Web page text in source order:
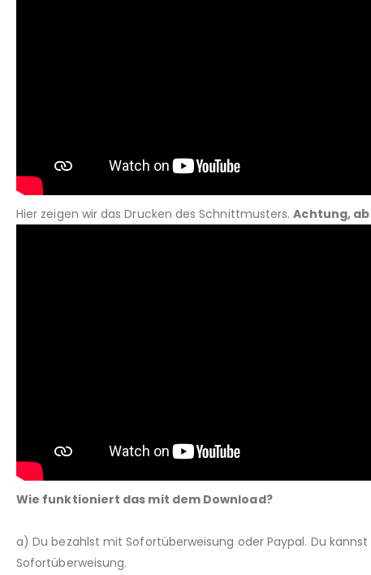
Hier zeigen wir das Drucken des Schnittmusters.Achtung, ab
Wie funktioniert das mit dem Download?
a) Du bezahlst mit Sofortüberweisung oder Paypal. Du
Sofortüberweisung.